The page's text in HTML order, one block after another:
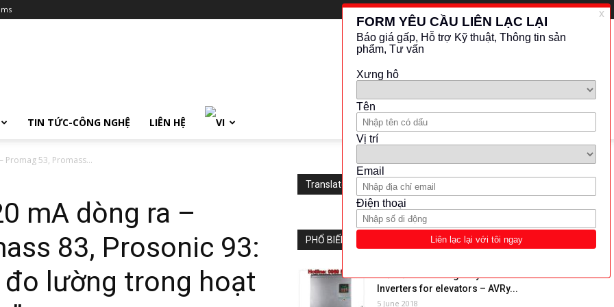
TIN TỨC-CÔNG NGHỆ LIÊN HỆ
Promag 53, Promass...
mA dòng ra –
83, Prosonic 93:
lường trong hoạt
Translate this website
PHỔ BIẾN
Inverters for elevators – AVRy...
5 June 2018